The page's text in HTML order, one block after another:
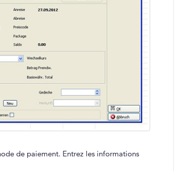
de paiement. Entrez les informations